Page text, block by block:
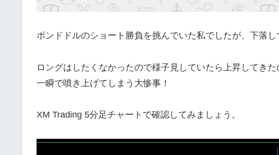
ポンドドルのショート勝負を挑んでいた私でしたが、下落し
ロングはしたくなかったので様子見していたら上昇してき
一瞬で噴き上げてしまう大惨事！
XM Trading 5分足チャートで確認してみましょう。